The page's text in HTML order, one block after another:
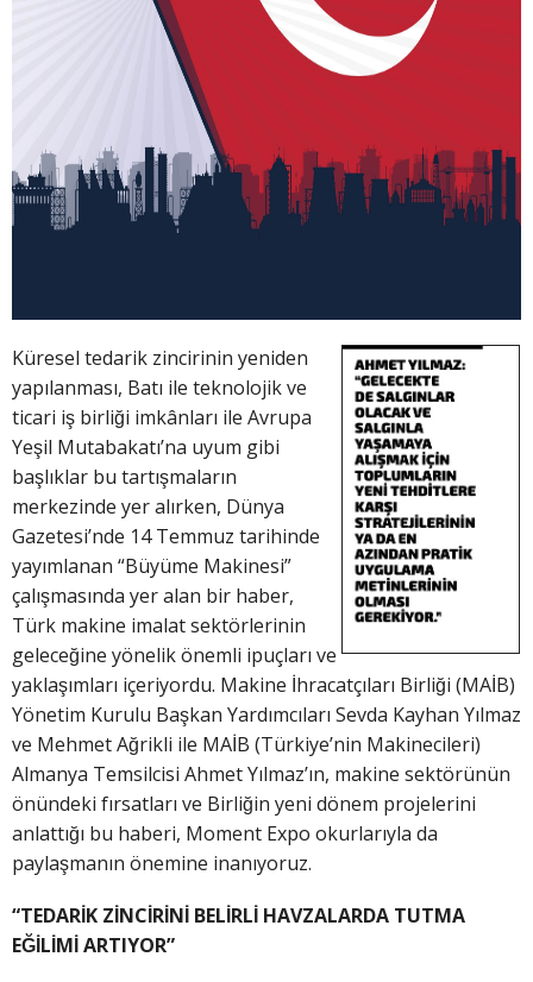
Küresel tedarik zincirinin yeniden
yapılanması, Batı ile teknolojik ve
ticari iş birliği imkânları ile Avrupa
Yeşil Mutabakatı’na uyum gibi
başlıklar bu tartışmaların
merkezinde yer alırken, Dünya
Gazetesi’nde 14 Temmuz tarihinde
yayımlanan “Büyüme Makinesi”
çalışmasında yer alan bir haber,
Türk makine imalat sektörlerinin
geleceğine yönelik önemli ipuçları ve
yaklaşımları içeriyordu. Makine İhracatçıları Birliği (MAİB)
Yönetim Kurulu Başkan Yardımcıları Sevda Kayhan Yılmaz
ve Mehmet Ağrikli ile MAİB (Türkiye’nin Makinecileri)
Almanya Temsilcisi Ahmet Yılmaz’ın, makine sektörünün
önündeki fırsatları ve Birliğin yeni dönem projelerini
anlattığı bu haberi, Moment Expo okurlarıyla da
paylaşmanın önemine inanıyoruz.
“TEDARİK ZİNCİRİNİ BELİRLİ HAVZALARDA TUTMA
EĞİLİMİ ARTIYOR”